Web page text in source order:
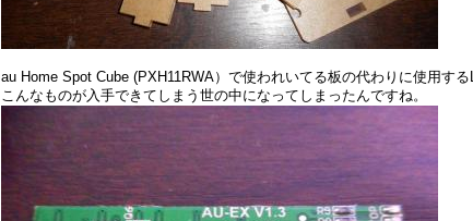
au Home Spot Cube (PXH11RWA）で使われいてる板の代わりに使用する
こんなものが入手できてしまう世の中になってしまったんですね。